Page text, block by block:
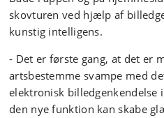
skovturen ved hjælp af
kunstig intelligens.
- Det er første gang, at det er
artsbestemme svampe med
elektronisk billedgenkendelse
den nye funktion kan skabe